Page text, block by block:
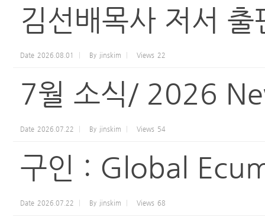
김선배목사 저서
Date 2026.08.01 By jinskim Views 22
7월 소식/ 2026
Date 2026.07.22 By jinskim Views 54
구인 : Global
Date 2026.07.22 By jinskim Views 68